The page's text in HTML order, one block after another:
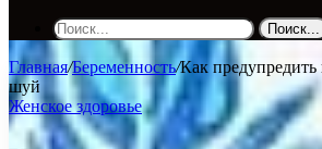
Поиск...
Главная/Беременность/Как
шуй
Женское здоровье